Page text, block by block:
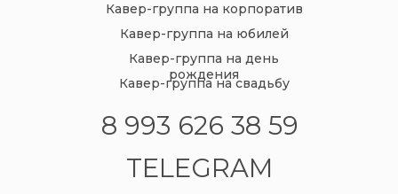
8 993 626 38 59
TELEGRAM
Кавер-группа на свадьбу
Кавер-группа на день
рождения
Кавер-группа на юбилей
Кавер-группа на корпоратив